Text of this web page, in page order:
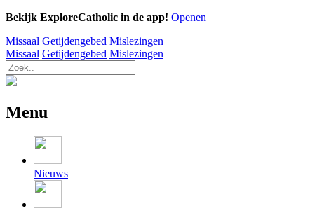
Bekijk ExploreCatholic in de app! Openen
Missaal Getijdengebed Mislezingen
Missaal Getijdengebed Mislezingen
Menu
Nieuws